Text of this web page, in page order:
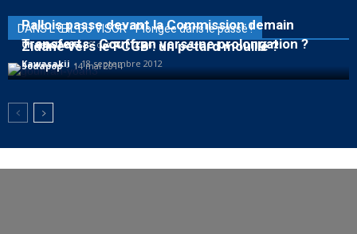
DANS L'ŒIL DU VISOR - Plongée dans le passé !
Pallois passe devant la Commission demain
Chamalex86 - 8 octobre 2014
Transferts : Gouffran vers une prolongation ?
Kawasakii - 18 septembre 2012
Zidane vers le FCGB : un pétard mouillé ?
Sodapop - 14 mai 2014